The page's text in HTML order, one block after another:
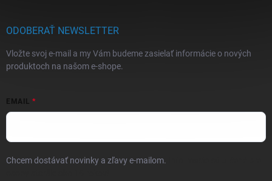
ODOBERAŤ NEWSLETTER
Vložte svoj e-mail a my Vám budeme zasielať informácie o nových
produktoch na našom e-shope.
EMAIL
Chcem dostávať novinky a zľavy e-mailom.